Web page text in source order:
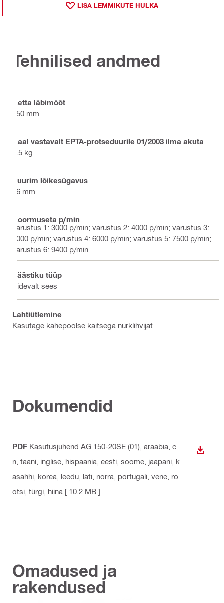
LISA LEMMIKUTE HULKA
Tehnilised andmed
Ketta läbimõõt
150 mm
Kaal vastavalt EPTA-protseduurile 01/2003 ilma akuta
2.5 kg
Suurim lõikesügavus
46 mm
Koormuseta p/min
varustus 1: 3000 p/min; varustus 2: 4000 p/min; varustus 3:
5000 p/min; varustus 4: 6000 p/min; varustus 5: 7500 p/min;
varustus 6: 9400 p/min
Päästiku tüüp
Pidevalt sees
Lahtiütlemine
Kasutage kahepoolse kaitsega nurklihvijat
Dokumendid
PDF Kasutusjuhend AG 150-20SE (01) , araabia, c
n, taani, inglise, hispaania, eesti, soome, jaapani, k
asahhi, korea, leedu, läti, norra, portugali, vene, ro
otsi, türgi, hiina [ 10.2 MB ]
Omadused ja
rakendused